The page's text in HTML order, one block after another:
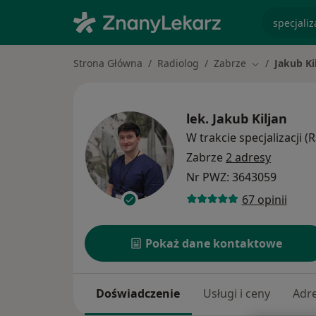
Strona Główna Radiolog Zabrze Zmień miasto
Jakub
lek. Jakub Kiljan
W trakcie specjalizacji
Zabrze 2 adresy
Nr PWZ: 3643059
67 opinii
Pokaż dane kontaktowe
Doświadczenie Usługi i ceny